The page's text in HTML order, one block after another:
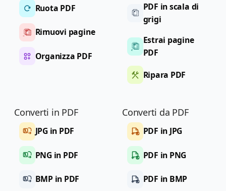
Ruota PDF
Rimuovi pagine
Organizza PDF
PDF in scala di
grigi
Estrai pagine
PDF
Ripara PDF
Converti in PDF
JPG in PDF
PNG in PDF
BMP in PDF
Converti da PDF
PDF in JPG
PDF in PNG
PDF in BMP